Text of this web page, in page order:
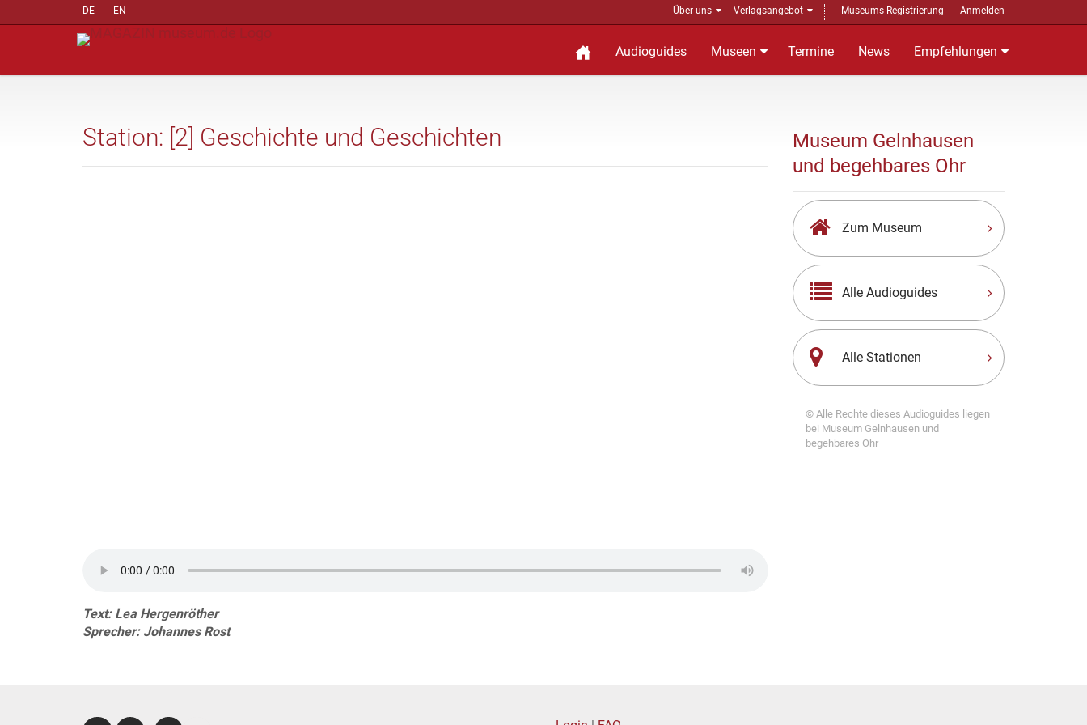
DE EN Über uns Verlagsangebot Museums-Registrierung Anmelden
Audioguides Museen Termine News Empfehlungen
Station: [2] Geschichte und Geschichten
Text: Lea Hergenröther
Sprecher: Johannes Rost
Museum Gelnhausen
und begehbares Ohr
Zum Museum
Alle Audioguides
Alle Stationen
© Alle Rechte dieses Audioguides liegen
bei Museum Gelnhausen und
begehbares Ohr